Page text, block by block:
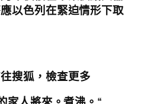
以色列在緊迫情形下取
搜狐，檢查更多